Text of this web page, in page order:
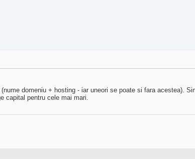
domeniu + hosting - iar uneori se poate si fara acestea).
capital pentru cele mai mari.